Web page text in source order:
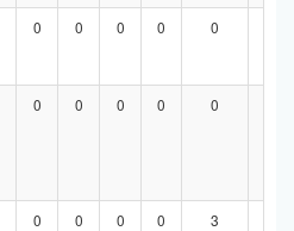
0 0 0 0 0
0 0 0 0 0
0 0 0 0 3